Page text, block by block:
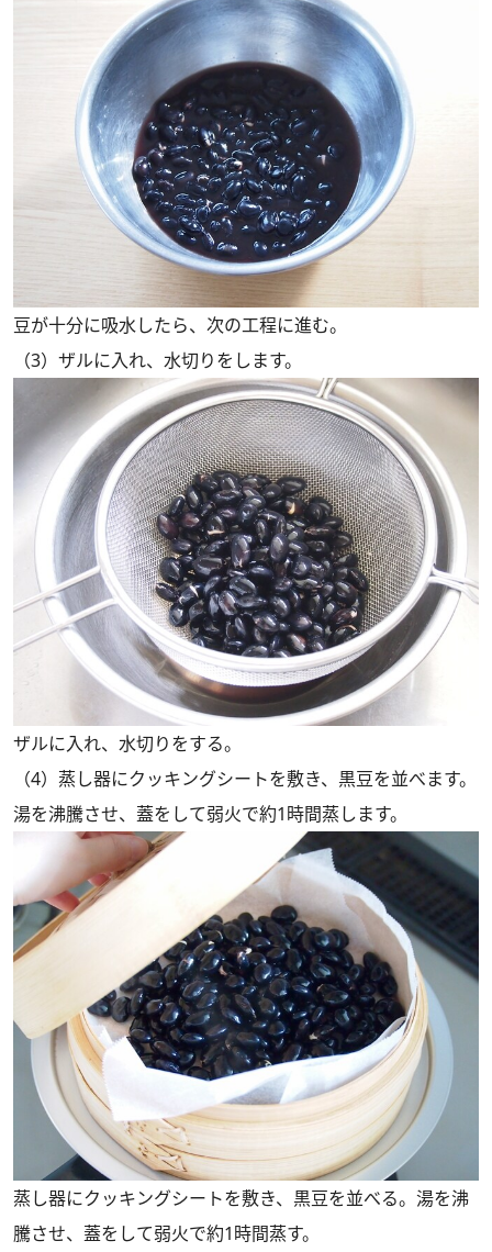
豆が十分に吸水したら、次の工程に進む。
（3）ザルに入れ、水切りをします。
ザルに入れ、水切りをする。
（4）蒸し器にクッキングシートを敷き、黒豆を並べます。
湯を沸騰させ、蓋をして弱火で約1時間蒸します。
蒸し器にクッキングシートを敷き、黒豆を並べる。湯を沸
騰させ、蓋をして弱火で約1時間蒸す。